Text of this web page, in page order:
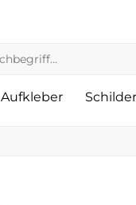
Aufkleber Schilder